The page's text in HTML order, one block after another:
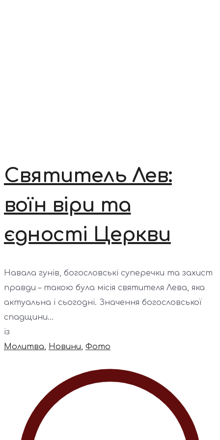
Святитель Лев:
воїн віри та
єдності Церкви
Навала гунів, богословські суперечки та захист
правди – такою була місія святителя Лева, яка
актуальна і сьогодні. Значення богословської
спадщини...
із
Молитва, Новини, Фото